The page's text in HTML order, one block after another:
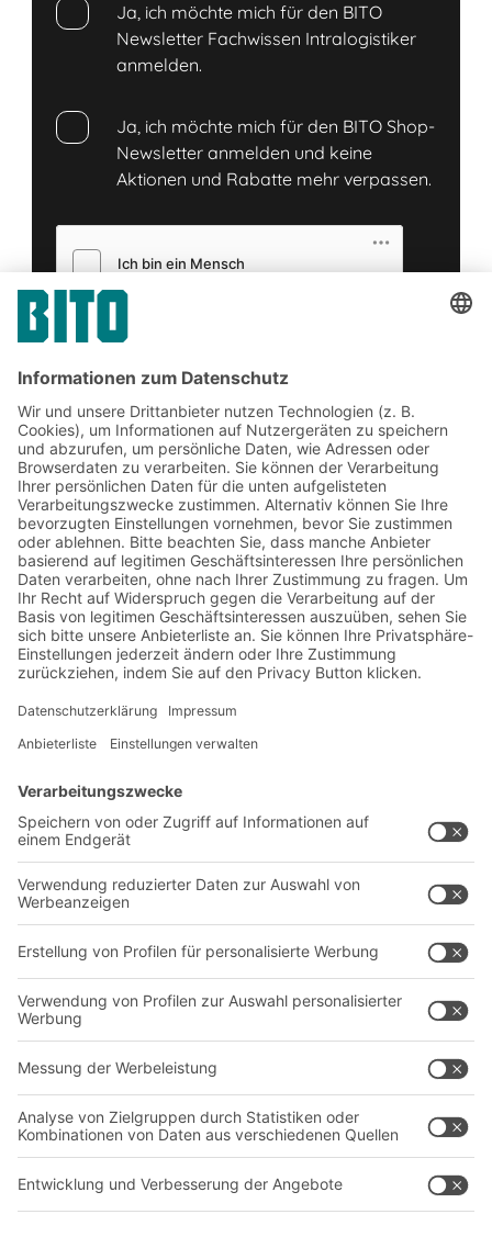
Ja, ich möchte mich für den BITO
Newsletter Fachwissen Intralogistiker
anmelden.
Ja, ich möchte mich für den BITO Shop-
Newsletter anmelden und keine
Aktionen und Rabatte mehr verpassen.
Jetzt beim BITO Newsletter
anmelden:
Lager- & Logistiknews
Exklusive Rabatte
Neuheiten
Lösungen
Behältersysteme
Regalsysteme
Transportsysteme
Beratung & Service
Unternehmen
Standorte weltweit
Produktionsstandorte
Follow us
BIT O
YOUR LIFE.